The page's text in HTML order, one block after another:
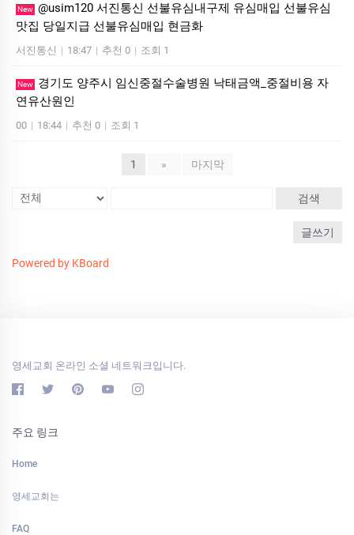
New @usim120 서진통신 선불유심내구제 유심매입 선불유심
맛집 당일지급 선불유심매입 현금화
서진통신 | 18:47 | 추천 0 | 조회 1
New
경기도 양주시 임신중절수술병원 낙태금액_중절비용 자
연유산원인
00 | 18:44 | 추천 0 | 조회 1
1 » 마지막
검색
글쓰기
Powered by KBoard
영세교회 온라인 소셜 네트워크입니다.
주요 링크
Home
영세교회는
FAQ